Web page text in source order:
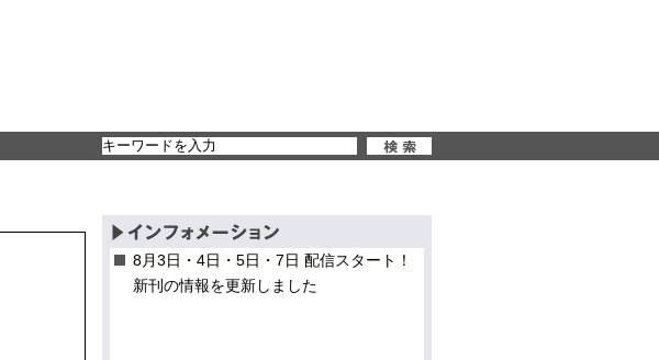
8月3日・4日・5日・7日 配信スタート！
新刊の情報を更新しました